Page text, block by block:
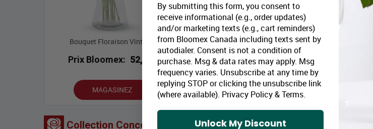
Bouquet Floraison Vintage
Prix Bloomex: 52,99 $
MAGASINEZ
Bouquet Rose et Baies
Prix Bloomex: 44,99 $
MAGASINEZ
Collection Concepteur
By submitting this form, you consent to
receive informational (e.g., order updates)
and/or marketing texts (e.g., cart reminders)
from Bloomex Canada including texts sent by
autodialer. Consent is not a condition of
purchase. Msg & data rates may apply. Msg
frequency varies. Unsubscribe at any time by
replying STOP or clicking the unsubscribe link
(where available). Privacy Policy&Terms.
Unlock My Discount